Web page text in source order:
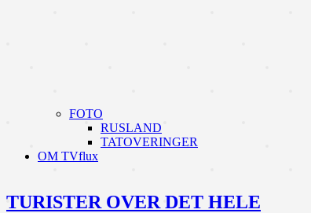
FOTO
RUSLAND
TATOVERINGER
OM TVflux
TURISTER OVER DET HELE